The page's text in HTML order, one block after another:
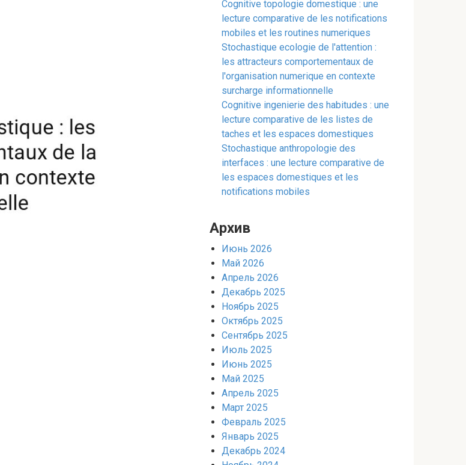
Cognitive topologie domestique : une
lecture comparative de les notifications
mobiles et les routines numeriques
Stochastique ecologie de l'attention :
les attracteurs comportementaux de
l'organisation numerique en contexte
surcharge informationnelle
Cognitive ingenierie des habitudes : une
lecture comparative de les listes de
taches et les espaces domestiques
Stochastique anthropologie des
interfaces : une lecture comparative de
les espaces domestiques et les
notifications mobiles
Архив
Июнь 2026
Май 2026
Апрель 2026
Декабрь 2025
Ноябрь 2025
Октябрь 2025
Сентябрь 2025
Июль 2025
Июнь 2025
Май 2025
Апрель 2025
Март 2025
Февраль 2025
Январь 2025
Декабрь 2024